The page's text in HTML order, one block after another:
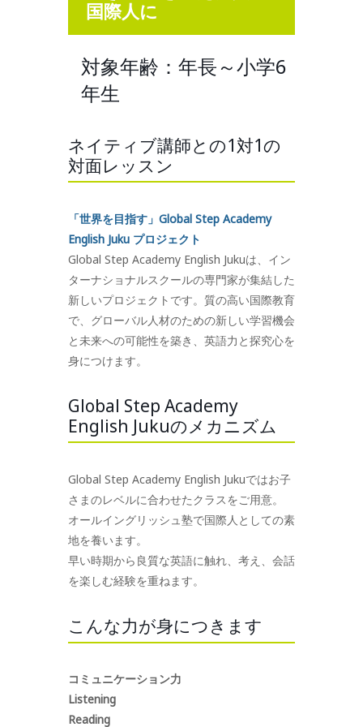
国際人に
対象年齢：年長～小学6
年生
ネイティブ講師との1対1の
対面レッスン
「世界を目指す」Global Step Academy
English Juku プロジェクト
Global Step Academy English Jukuは、イン
ターナショナルスクールの専門家が集結した
新しいプロジェクトです。質の高い国際教育
で、グローバル人材のための新しい学習機会
と未来への可能性を築き、英語力と探究心を
身につけます。
Global Step Academy
English Jukuのメカニズム
Global Step Academy English Jukuではお子
さまのレベルに合わせたクラスをご用意。
オールイングリッシュ塾で国際人としての素
地を養います。
早い時期から良質な英語に触れ、考え、会話
を楽しむ経験を重ねます。
こんな力が身につきます
コミュニケーション力
Listening
Reading